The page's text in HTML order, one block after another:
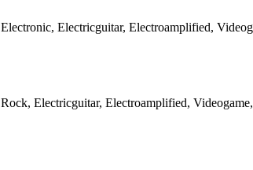
Electronic, Electricguitar, Electroamplified,
Rock, Electricguitar, Electroamplified,